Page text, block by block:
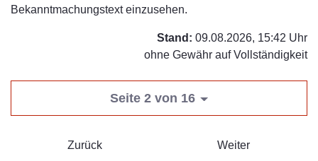
Bekanntmachungstext einzusehen.
Stand: 09.08.2026, 15:42 Uhr
ohne Gewähr auf Vollständigkeit
Seite 2 von 16
Zurück Weiter